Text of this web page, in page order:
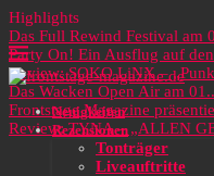
Highlights
Das Full Rewind Festival am
Party On! Ein Ausflug auf
Review: SOKO LiNX –
Das Wacken Open Air am
Frontstage Magazine
Review: TYNA – „ALLEN
Neuigkeiten
Rezensionen
Tonträger
Liveauftritte